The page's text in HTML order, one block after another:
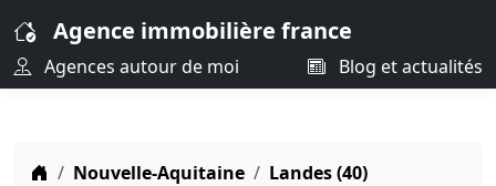
Agence immobilière france
Agences autour de moi Blog et actualités
Nouvelle-Aquitaine
Landes (40)